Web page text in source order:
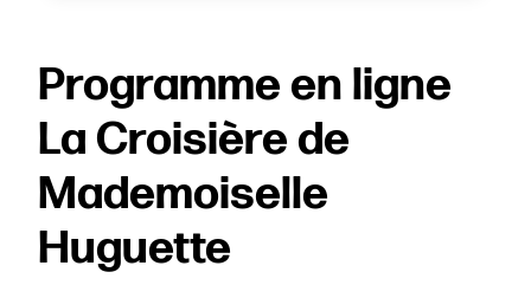
Programme en ligne
La Croisière de
Mademoiselle
Huguette